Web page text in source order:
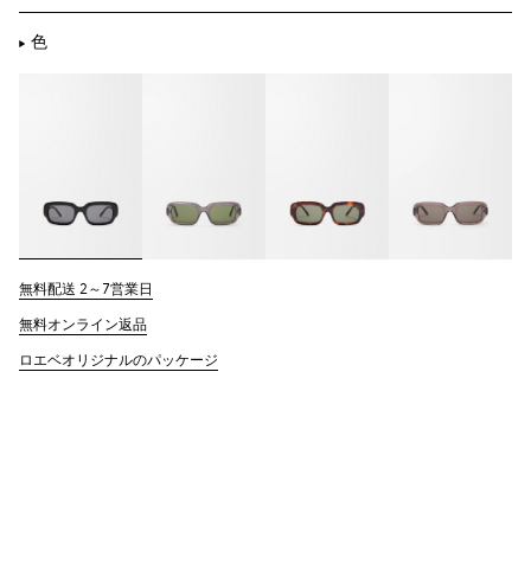
色
無料配送 2～7営業日
無料オンライン返品
ロエベオリジナルのパッケージ